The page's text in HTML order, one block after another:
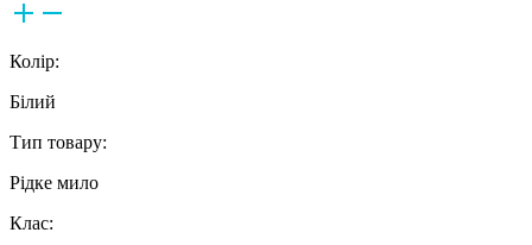
Колір:
Білий
Тип товару:
Рідке мило
Клас: